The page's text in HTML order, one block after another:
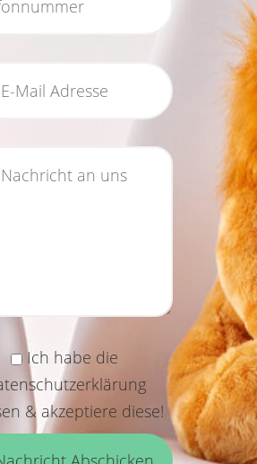
Ich habe die
& akzeptiere diese!